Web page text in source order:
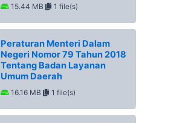
15.44 MB 1 file(s)
Peraturan Menteri Dalam
Negeri Nomor 79 Tahun 2018
Tentang Badan Layanan
Umum Daerah
16.16 MB 1 file(s)